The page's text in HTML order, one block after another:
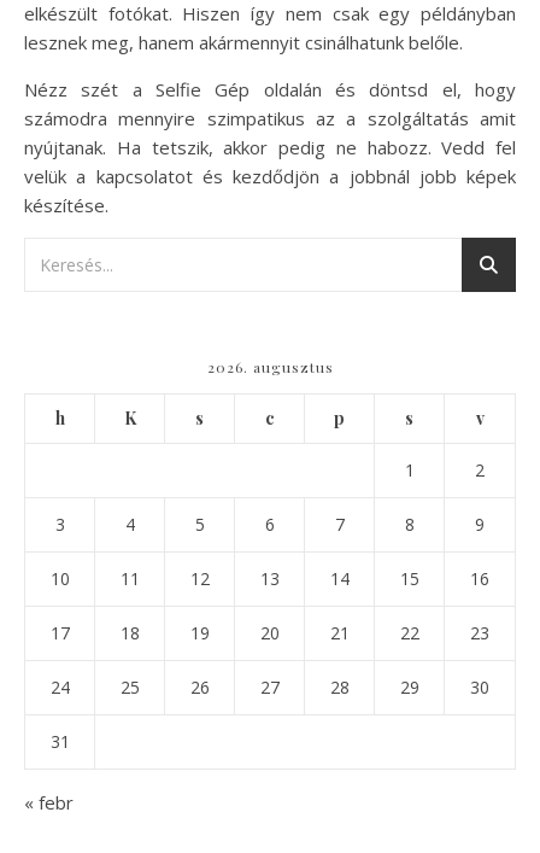
elkészült fotókat. Hiszen így nem csak egy példányban
lesznek meg, hanem akármennyit csinálhatunk belőle.
Nézz szét a Selfie Gép oldalán és döntsd el, hogy
számodra mennyire szimpatikus az a szolgáltatás amit
nyújtanak. Ha tetszik, akkor pedig ne habozz. Vedd fel
velük a kapcsolatot és kezdődjön a jobbnál jobb képek
készítése.
2026. augusztus
h K s c p s v
1 2
3 4 5 6 7 8 9
10 11 12 13 14 15 16
17 18 19 20 21 22 23
24 25 26 27 28 29 30
31
« febr